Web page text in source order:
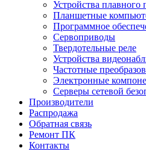
Устройства плавного
Планшетные
Программное
Сервоприводы
Твердотельные реле
Устройства
Частотные
Электронные
Серверы сетевой
Производители
Распродажа
Обратная связь
Ремонт ПК
Контакты